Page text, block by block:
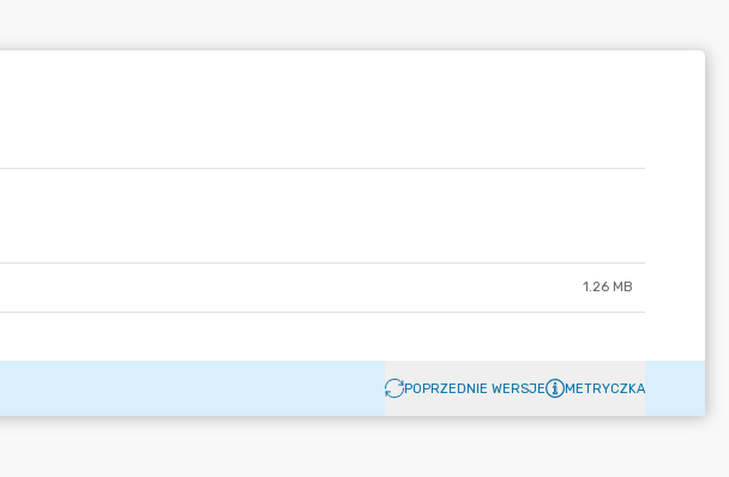
1.26 MB
POPRZEDNIE WERSJE METRYCZKA